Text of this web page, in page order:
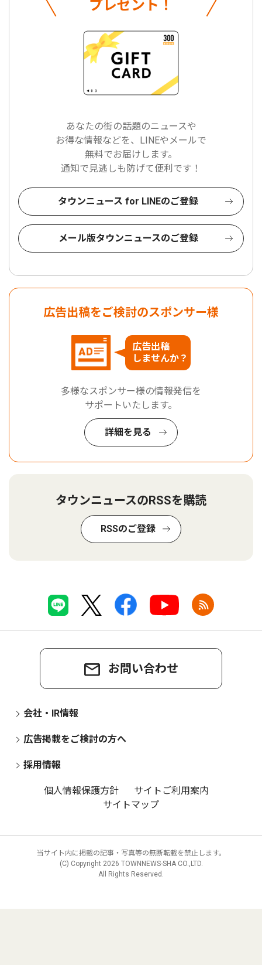
プレゼント！
あなたの街の話題のニュースや
お得な情報などを、LINEやメールで
無料でお届けします。
通知で見逃しも防げて便利です！
タウンニュース for LINEのご登録
メール版タウンニュースのご登録
広告出稿をご検討のスポンサー様
広告出稿
しませんか？
多様なスポンサー様の情報発信を
サポートいたします。
詳細を見る
タウンニュースのRSSを購読
RSSのご登録
お問い合わせ
会社・IR情報
広告掲載をご検討の方へ
採用情報
個人情報保護方針
サイトご利用案内
サイトマップ
当サイト内に掲載の記事・写真等の無断転載を禁止します。
(C) Copyright 2026 TOWNNEWS-SHA CO.,LTD.
All Rights Reserved.